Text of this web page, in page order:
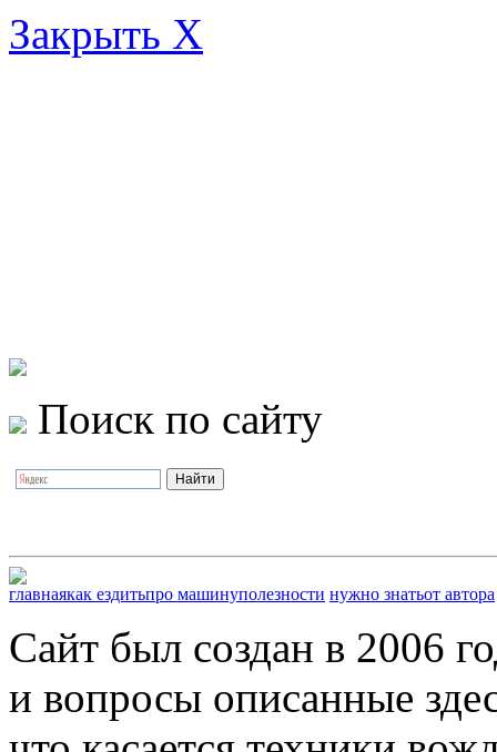
Закрыть X
Поиск по сайту
главнаякак ездитьпро машинуполезности нужно знатьот автора
Сайт был создан в 2006
и вопросы описанные